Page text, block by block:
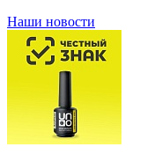
Наши новости